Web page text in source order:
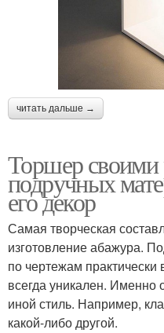
читать дальше →
Торшер своими
подручных
его декор
Самая творческая
изготовление абажура.
по чертежам практически
всегда уникален. Именно
иной стиль. Например,
какой-либо другой.